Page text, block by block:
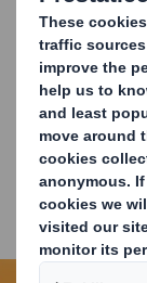
Beschikbaar
Goed
Tot 1250 kg
Voordeliger
Plat geleverd
minimale